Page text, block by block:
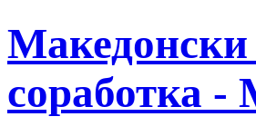
Македонски
соработка